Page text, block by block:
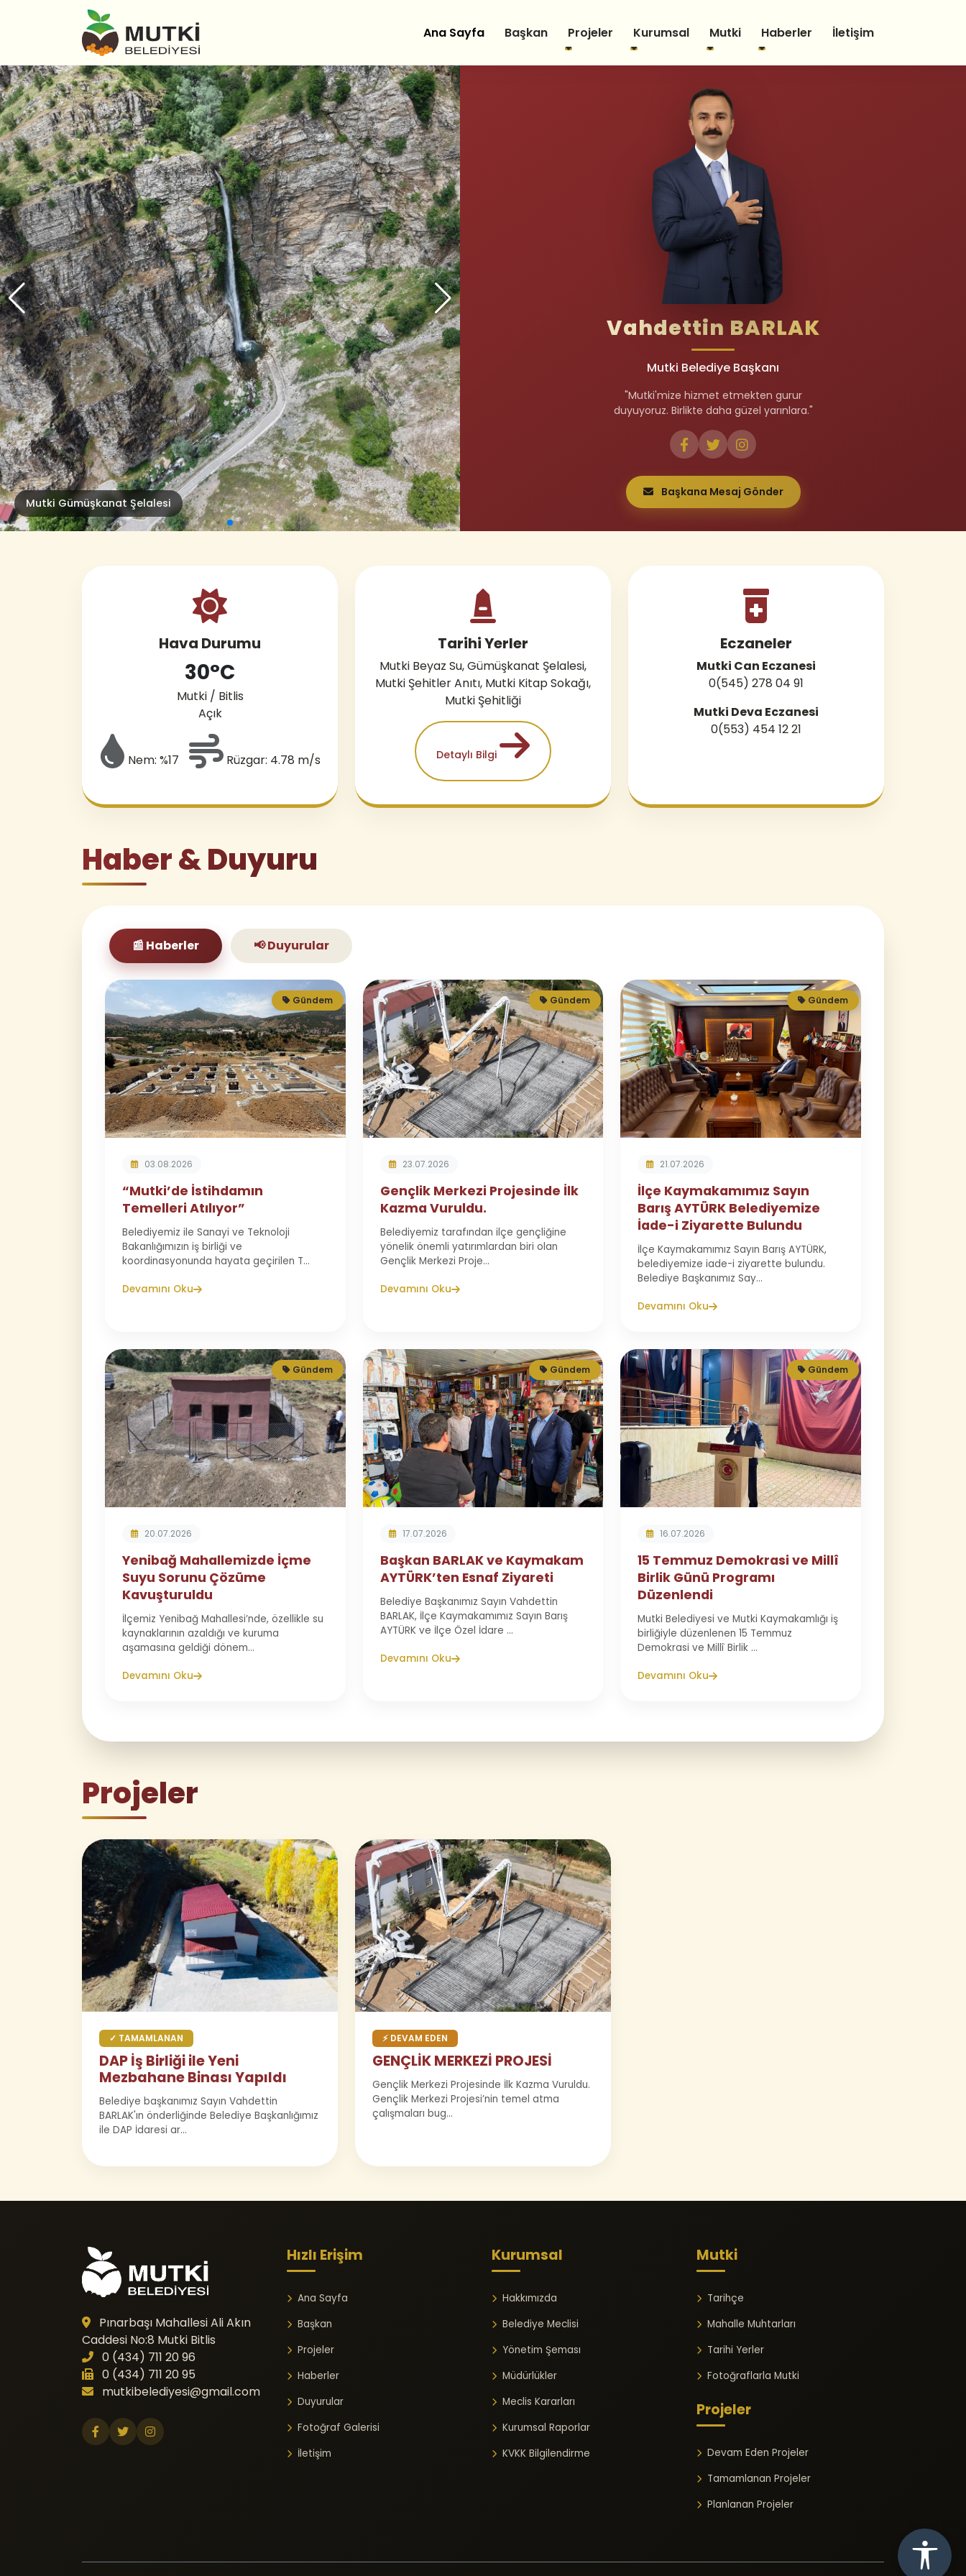
Ana Sayfa Başkan Projeler Kurumsal Mutki Haberler İletişim
Mutki Gümüşkanat Şelalesi
Vahdettin BARLAK
Mutki Belediye Başkanı
"Mutki'mize hizmet etmekten gurur
duyuyoruz. Birlikte daha güzel yarınlara."
Başkana Mesaj Gönder
Hava Durumu
30°C
Mutki / Bitlis
Açık
Nem: %17 Rüzgar: 4.78 m/s
Tarihi Yerler
Mutki Beyaz Su, Gümüşkanat Şelalesi,
Mutki Şehitler Anıtı, Mutki Kitap Sokağı,
Mutki Şehitliği
Detaylı Bilgi
Eczaneler
Mutki Can Eczanesi
0(545) 278 04 91
Mutki Deva Eczanesi
0(553) 454 12 21
Haber & Duyuru
📰 Haberler 📢 Duyurular
03.08.2026
Gündem
“Mutki’de İstihdamın
Temelleri Atılıyor”
Belediyemiz ile Sanayi ve Teknoloji
Bakanlığımızın iş birliği ve
koordinasyonunda hayata geçirilen T...
Devamını Oku
23.07.2026
Gündem
Gençlik Merkezi Projesinde İlk
Kazma Vuruldu.
Belediyemiz tarafından ilçe gençliğine
yönelik önemli yatırımlardan biri olan
Gençlik Merkezi Proje...
Devamını Oku
21.07.2026
Gündem
İlçe Kaymakamımız Sayın
Barış AYTÜRK Belediyemize
İade-i Ziyarette Bulundu
İlçe Kaymakamımız Sayın Barış AYTÜRK,
belediyemize iade-i ziyarette bulundu.
Belediye Başkanımız Say...
Devamını Oku
20.07.2026
Gündem
Yenibağ Mahallemizde İçme
Suyu Sorunu Çözüme
Kavuşturuldu
İlçemiz Yenibağ Mahallesi’nde, özellikle su
kaynaklarının azaldığı ve kuruma
aşamasına geldiği dönem...
Devamını Oku
17.07.2026
Gündem
Başkan BARLAK ve Kaymakam
AYTÜRK’ten Esnaf Ziyareti
Belediye Başkanımız Sayın Vahdettin
BARLAK, İlçe Kaymakamımız Sayın Barış
AYTÜRK ve İlçe Özel İdare ...
Devamını Oku
16.07.2026
Gündem
15 Temmuz Demokrasi ve Millî
Birlik Günü Programı
Düzenlendi
Mutki Belediyesi ve Mutki Kaymakamlığı iş
birliğiyle düzenlenen 15 Temmuz
Demokrasi ve Millî Birlik ...
Devamını Oku
Projeler
✓ TAMAMLANAN
DAP İş Birliği ile Yeni
Mezbahane Binası Yapıldı
Belediye başkanımız Sayın Vahdettin
BARLAK'ın önderliğinde Belediye Başkanlığımız
ile DAP İdaresi ar...
⚡ DEVAM EDEN
GENÇLİK MERKEZİ PROJESİ
Gençlik Merkezi Projesinde İlk Kazma Vuruldu.
Gençlik Merkezi Projesi’nin temel atma
çalışmaları bug...
Pınarbaşı Mahallesi Ali Akın
Caddesi No:8 Mutki Bitlis
0 (434) 711 20 96
0 (434) 711 20 95
mutkibelediyesi@gmail.com
Hızlı Erişim
Ana Sayfa
Başkan
Projeler
Haberler
Duyurular
Fotoğraf Galerisi
İletişim
Kurumsal
Hakkımızda
Belediye Meclisi
Yönetim Şeması
Müdürlükler
Meclis Kararları
Kurumsal Raporlar
KVKK Bilgilendirme
Mutki
Tarihçe
Mahalle Muhtarları
Tarihi Yerler
Fotoğraflarla Mutki
Projeler
Devam Eden Projeler
Tamamlanan Projeler
Planlanan Projeler